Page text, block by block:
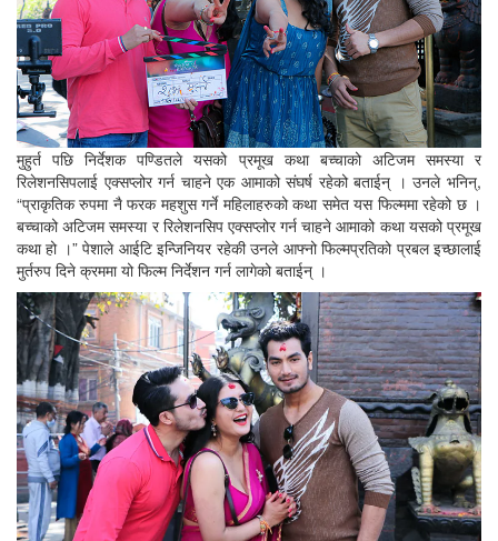
मुहुर्त पछि निर्देशक पण्डितले यसको प्रमूख कथा बच्चाको अटिजम समस्या र
रिलेशनसिपलाई एक्सप्लोर गर्न चाहने एक आमाको संघर्ष रहेको बताईन् । उनले भनिन्,
“प्राकृतिक रुपमा नै फरक महशुस गर्ने महिलाहरुको कथा समेत यस फिल्ममा रहेको छ ।
बच्चाको अटिजम समस्या र रिलेशनसिप एक्सप्लोर गर्न चाहने आमाको कथा यसको प्रमूख
कथा हो ।” पेशाले आईटि इन्जिनियर रहेकी उनले आफ्नो फिल्मप्रतिको प्रबल इच्छालाई
मुर्तरुप दिने क्रममा यो फिल्म निर्देशन गर्न लागेको बताईन् ।